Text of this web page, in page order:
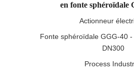
en fonte sphéroïdale
Actionneur
Fonte sphéroïdale GGG-40
DN300
Process